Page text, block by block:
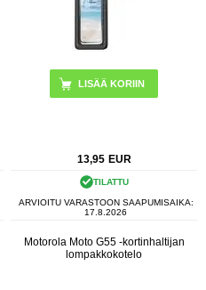
13,95 EUR
TILATTU
ARVIOITU VARASTOON SAAPUMISAIKA:
17.8.2026
Motorola Moto G55 -kortinhaltijan
lompakkokotelo